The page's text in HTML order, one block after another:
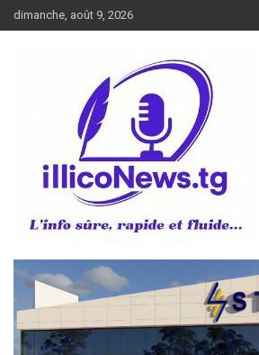
Aller
au
dimanche, août 9, 2026
illiconews